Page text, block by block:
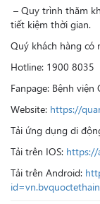
– Quy trình thăm
tiết kiệm thời gian.
Quý khách hàng có
Hotline: 1900 8035
Fanpage: Bệnh
Website: https://
Tải ứng dụng di
Tải trên IOS: https://
Tải trên Android: